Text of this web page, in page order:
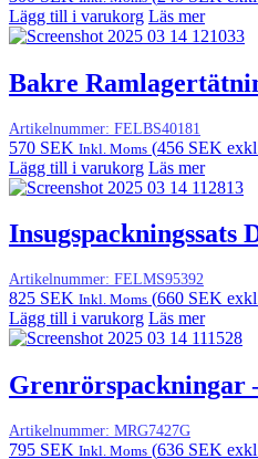
Lägg till i varukorg Läs mer
Bakre
Artikelnummer: FELBS40181
570 SEK Inkl. Moms (456 SEK
Lägg till i varukorg Läs mer
Insugspackningssats
Artikelnummer: FELMS95392
825 SEK Inkl. Moms (660 SEK
Lägg till i varukorg Läs mer
Grenrörspackningar
Artikelnummer: MRG7427G
795 SEK Inkl. Moms (636 SEK